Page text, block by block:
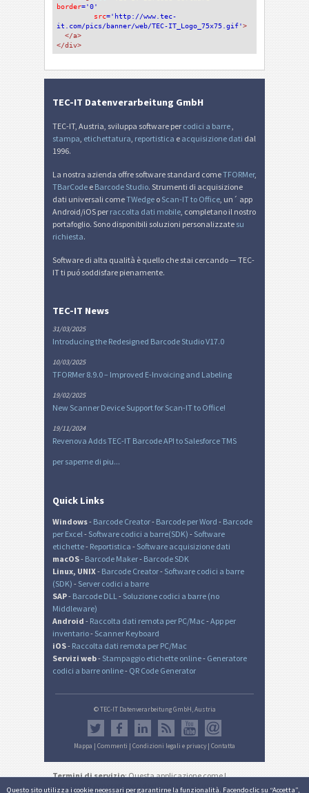
Questo sito utilizza i cookie necessari per garantirne la funzionalità. Facendo clic su “Accetta”,
border='0'
src='http://www.tec-
it.com/pics/banner/web/TEC-IT_Logo_75x75.gif'>
</a>
</div>
TEC-IT Datenverarbeitung GmbH
TEC-IT, Austria, sviluppa software per codici a barre
stampa etichettatura reportistica e acquisizione dati dal
1996.
La nostra azienda offre software standard comeTFORMer,
TBarCode e Barcode Studio. Strumenti di acquisizione
dati universali comeTWedge o Scan-IT to Office , un´ app
Android/iOS per raccolta dati mobile , completano il nostro
portafoglio. Sono disponibili soluzioni personalizzate su
richiesta.
Software di alta qualità è quello che stai cercando — TEC-
IT ti puó soddisfare pienamente.
TEC-IT News
31/03/2025
Introducing the Redesigned Barcode Studio V17.0
10/03/2025
TFORMer 8.9.0 – Improved E-Invoicing and Labeling
19/02/2025
New Scanner Device Support for Scan-IT to Office!
19/11/2024
Revenova Adds TEC-IT Barcode API to Salesforce TMS
per saperne di piu...
Quick Links
Windows- Barcode Creator- Barcode per Word - Barcode
per Excel - Software codici a barre(SDK) - Software
etichette- Reportistica - Software acquisizione dati
macOS- Barcode Maker- Barcode SDK
Linux, UNIX- Barcode Creator- Software codici a barre
(SDK) - Server codici a barre
SAP- Barcode DLL - Soluzione codici a barre (no
Middleware)
Android - Raccolta dati remota per PC/Mac -App per
inventario- Scanner Keyboard
iOS- Raccolta dati remota per PC/Mac
Servizi web- Stampaggio etichette online- Generatore
codici a barre online- QR Code Generator
© TEC-IT Datenverarbeitung GmbH, Austria
Mappa | Commenti | Condizioni legali e privacy | Contatta
Termini di servizio: Questa applicazione come I
documenti generati sono destinati solo ad usi non